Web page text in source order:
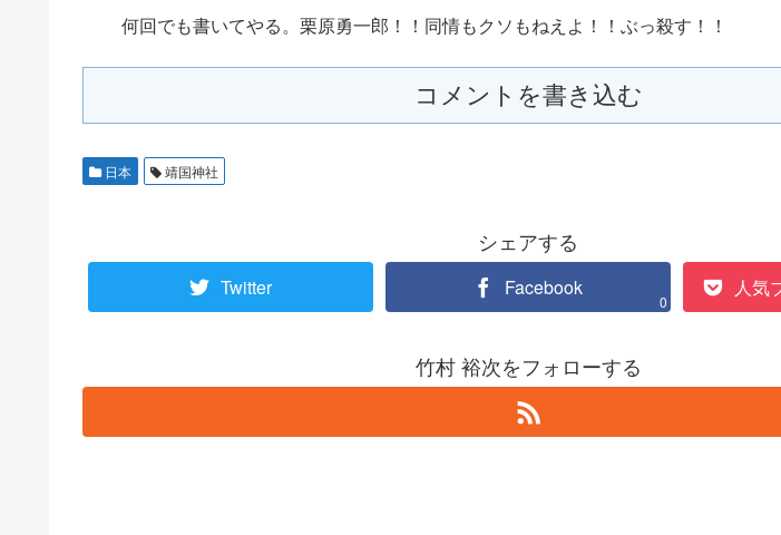
何回でも書いてやる。栗原勇一郎！！同情もクソもねえよ！！ぶっ殺す！！
コメントを書き込む
日本 靖国神社
シェアする
Twitter Facebook
0
人気
竹村 裕次をフォローする